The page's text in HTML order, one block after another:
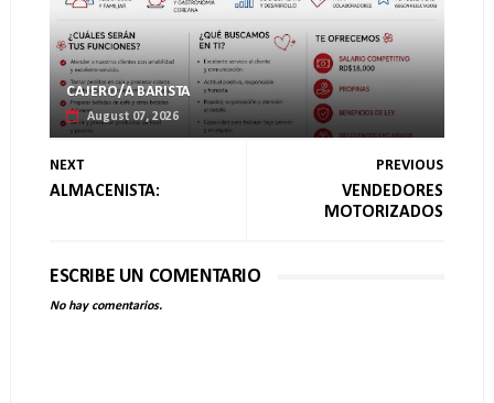
CAJERO/A BARISTA
August 07, 2026
NEXT
ALMACENISTA:
PREVIOUS
VENDEDORES
MOTORIZADOS
ESCRIBE UN COMENTARIO
No hay comentarios.